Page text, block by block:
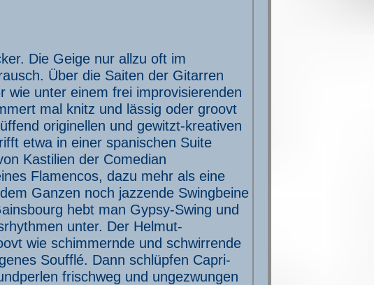
Die Geige nur allzu oft im
Über die Saiten der Gitarren
wie unter einem frei improvisierenden
mal knitz und lässig oder groovt
originellen und gewitzt-kreativen
etwa in einer spanischen Suite
Kastilien der Comedian
Flamencos, dazu mehr als eine
Ganzen noch jazzende Swingbeine
hebt man Gypsy-Swing und
unter. Der Helmut-
wie schimmernde und schwirrende
Soufflé. Dann schlüpfen Capri-
frischweg und ungezwungen